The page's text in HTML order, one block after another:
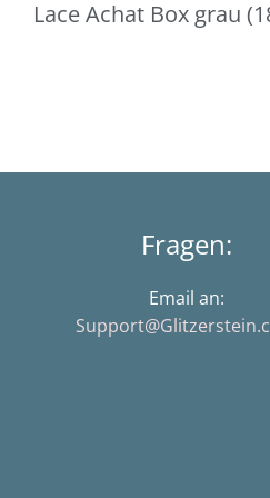
Lace Achat Box grau
Fragen:
Email an: